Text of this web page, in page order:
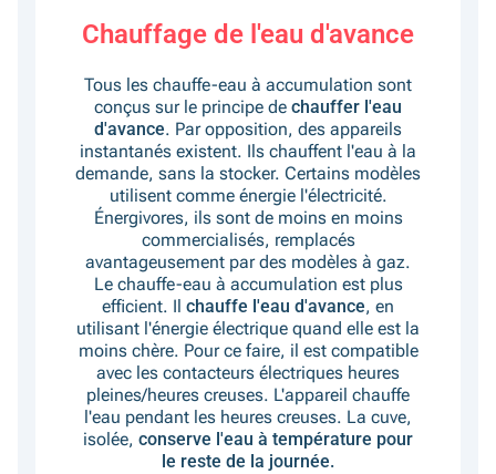
Chauffage de l'eau d'avance
Tous les chauffe-eau à accumulation sont
conçus sur le principe de chauffer l'eau
d'avance. Par opposition, des appareils
instantanés existent. Ils chauffent l'eau à la
demande, sans la stocker. Certains modèles
utilisent comme énergie l'électricité.
Énergivores, ils sont de moins en moins
commercialisés, remplacés
avantageusement par des modèles à gaz.
Le chauffe-eau à accumulation est plus
efficient. Il chauffe l'eau d'avance, en
utilisant l'énergie électrique quand elle est la
moins chère. Pour ce faire, il est compatible
avec les contacteurs électriques heures
pleines/heures creuses. L'appareil chauffe
l'eau pendant les heures creuses. La cuve,
isolée, conserve l'eau à température pour
le reste de la journée.